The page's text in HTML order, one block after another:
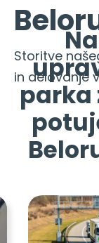
Storitve
in delovanje
parka